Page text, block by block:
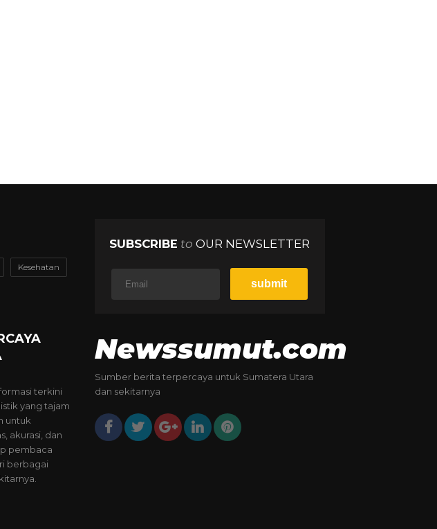
Kesehatan
terkini
yang tajam
untuk
akurasi, dan
pembaca
berbagai
SUBSCRIBE to OUR NEWSLETTER
Newssumut.com
Sumber berita terpercaya untuk Sumatera Utara
dan sekitarnya